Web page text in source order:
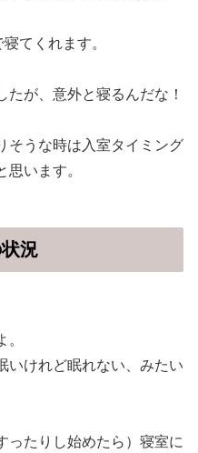
てくれます。
が、意外と寝るんだな！
そうな時は入室タイミング
います。
況
いけれど眠れない、みたい
ったりし始めたら）寝室に